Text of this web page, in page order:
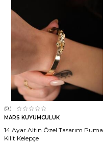
(0 )
MARS KUYUMCULUK
14 Ayar Altın Özel Tasarım Puma
Kilit Kelepçe